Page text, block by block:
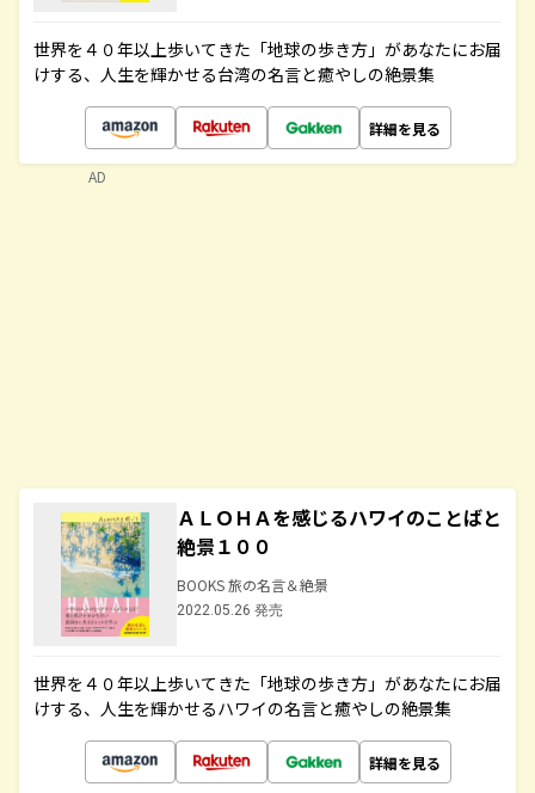
世界を４０年以上歩いてきた「地球の歩き方」があなたにお届
けする、人生を輝かせる台湾の名言と癒やしの絶景集
詳細を見る
ＡＬＯＨＡを感じるハワイのことばと
絶景１００
BOOKS 旅の名言＆絶景
2022.05.26 発売
世界を４０年以上歩いてきた「地球の歩き方」があなたにお届
けする、人生を輝かせるハワイの名言と癒やしの絶景集
詳細を見る
AD